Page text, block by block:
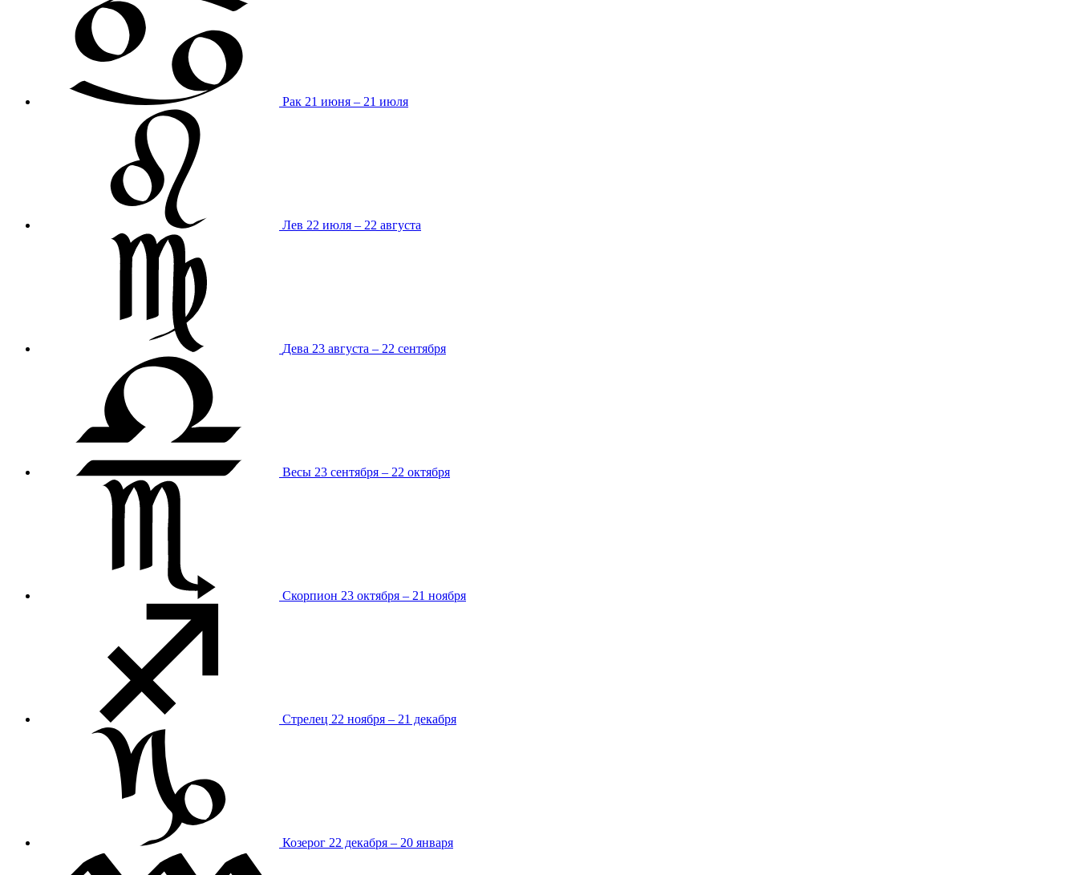
Рак 21 июня – 21 июля
Лев 22 июля – 22 августа
Дева 23 августа – 22 сентября
Весы 23 сентября – 22 октября
Скорпион 23 октября – 21 ноября
Стрелец 22 ноября – 21 декабря
Козерог 22 декабря – 20 января